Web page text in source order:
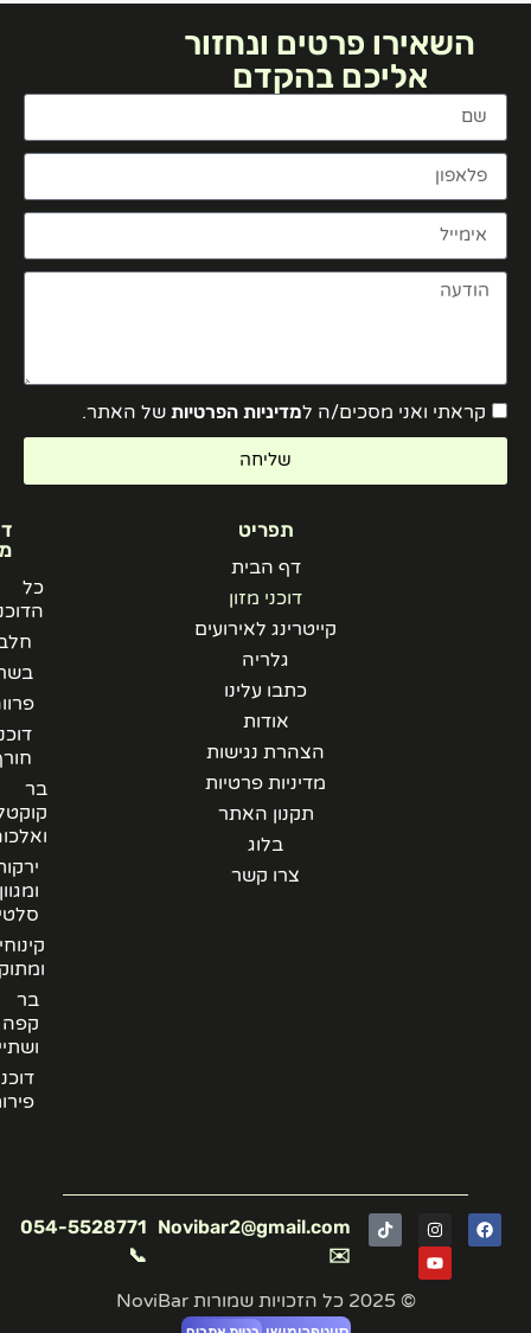
השאירו פרטים ונחזור
אליכם בהקדם
קראתי ואני מסכים/ה למדיניות הפרטיותשל האתר.
שליחה
תפריט
דף הבית
דוכני מזון
קייטרינג לאירועים
גלריה
כתבו עלינו
אודות
הצהרת נגישות
מדיניות פרטיות
תקנון האתר
בלוג
צרו קשר
דוכני
מזון
הדוכנים
חלבי
בשרי
פרווה
דוכני
חורף
קוקטלים
ואלכוהל
ירקות
ומגוון
סלטים
קינוחים
ומתוקים
קפה
ושתייה
דוכני
פירות
054-5528771 Novibar2@gmail.com